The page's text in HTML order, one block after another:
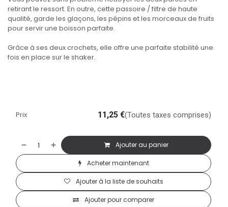
retirant le ressort. En outre, cette passoire / filtre de haute
qualité, garde les glaçons, les pépins et les morceaux de fruits
pour servir une boisson parfaite.
Grâce à ses deux crochets, elle offre une parfaite stabilité une
fois en place sur le shaker.
Ajouter au panier
Acheter maintenant
Ajouter pour comparer
Ajouter à la liste de souhaits
Prix 11,25 €(Toutes taxes comprises)